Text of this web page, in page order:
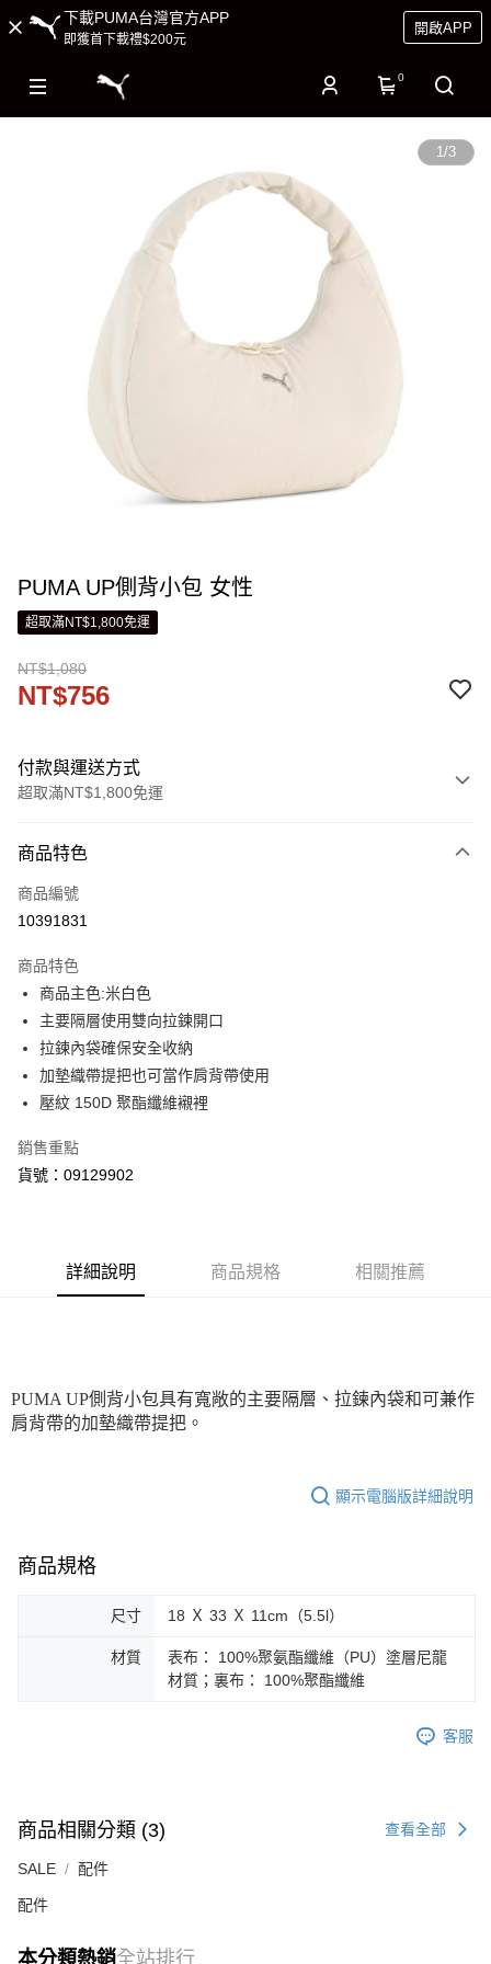
下載PUMA台灣官方APP
即獲首下載禮$200元
開啟APP
0
1/3
PUMA UP側背小包 女性
超取滿NT$1,800免運
NT$1,080
NT$756
付款與運送方式
超取滿NT$1,800免運
信用卡一次付款
LINE Pay
街口支付
悠遊付
Google Pay
貨到付款
付款後7-11取貨
每筆NT$100，滿NT$1,800(含以上)免運費
宅配貨到付款(離島恕不配送)
商品特色
商品編號
10391831
商品特色
商品主色:米白色
主要隔層使用雙向拉鍊開口
拉鍊內袋確保安全收納
加墊織帶提把也可當作肩背帶使用
壓紋 150D 聚酯纖維襯裡
銷售重點
貨號：09129902
詳細說明 商品規格 相關推薦
PUMA UP側背小包具有寬敞的主要隔層、拉鍊內袋和可兼作
肩背帶的加墊織帶提把。
顯示電腦版詳細說明
商品規格
尺寸 18 Ｘ 33 Ｘ 11cm（5.5l）
材質
表布： 100%聚氨酯纖維（PU）塗層尼龍
材質；裏布： 100%聚酯纖維
客服
商品相關分類 (3) 查看全部
SALE 配件
配件
本分類熱銷全站排行